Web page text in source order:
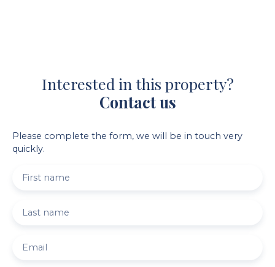
Interested in this property?
Contact us
Please complete the form, we will be in touch very
quickly.
First name
Last name
Email